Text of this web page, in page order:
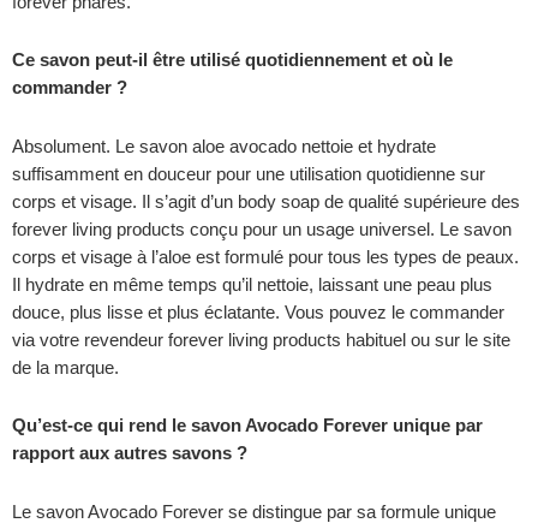
Ce savon peut-il être utilisé quotidiennement et où le
commander ?
Absolument. Le savon aloe avocado nettoie et hydrate
suffisamment en douceur pour une utilisation quotidienne sur
corps et visage. Il s’agit d’un body soap de qualité supérieure des
forever living products conçu pour un usage universel. Le savon
corps et visage à l’aloe est formulé pour tous les types de peaux.
Il hydrate en même temps qu’il nettoie, laissant une peau plus
douce, plus lisse et plus éclatante. Vous pouvez le commander
via votre revendeur forever living products habituel ou sur le site
de la marque.
Qu’est-ce qui rend le savon Avocado Forever unique par
rapport aux autres savons ?
Le savon Avocado Forever se distingue par sa formule unique